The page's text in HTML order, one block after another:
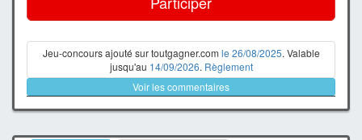
Jeu-concours ajouté sur toutgagner.com le 26/08/2025. Valable
jusqu'au 14/09/2026. Règlement
Voir les commentaires